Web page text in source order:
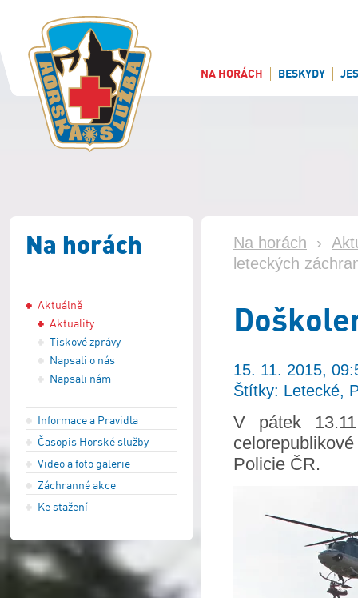
NA HORÁCH BESKYDY
Na horách
Aktuálně
Aktuality
Tiskové zprávy
Napsali o nás
Napsali nám
Informace a Pravidla
Časopis Horské služby
Video a foto galerie
Záchranné akce
Ke stažení
Na horách ›
leteckých
15. 11. 2015,
Štítky: Letecké,
V pátek
Policie ČR.